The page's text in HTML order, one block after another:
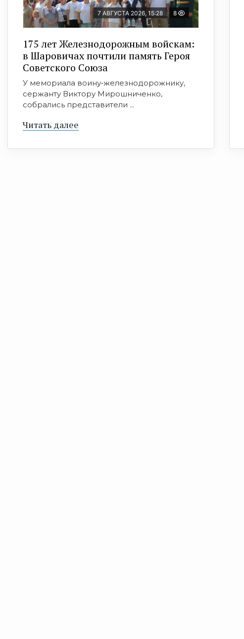
7 АВГУСТА 2026, 15:28 8
175 лет Железнодорожным войскам:
в Шаровичах почтили память Героя
Советского Союза
У мемориала воину‑железнодорожнику,
сержанту Виктору Мирошниченко,
собрались представители ...
Читать далее